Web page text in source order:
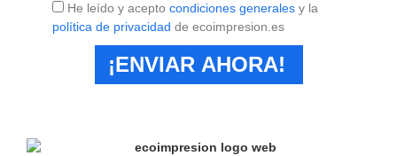
He leído y acepto condiciones generales y la
política de privacidad de ecoimpresion.es
¡ENVIAR AHORA!